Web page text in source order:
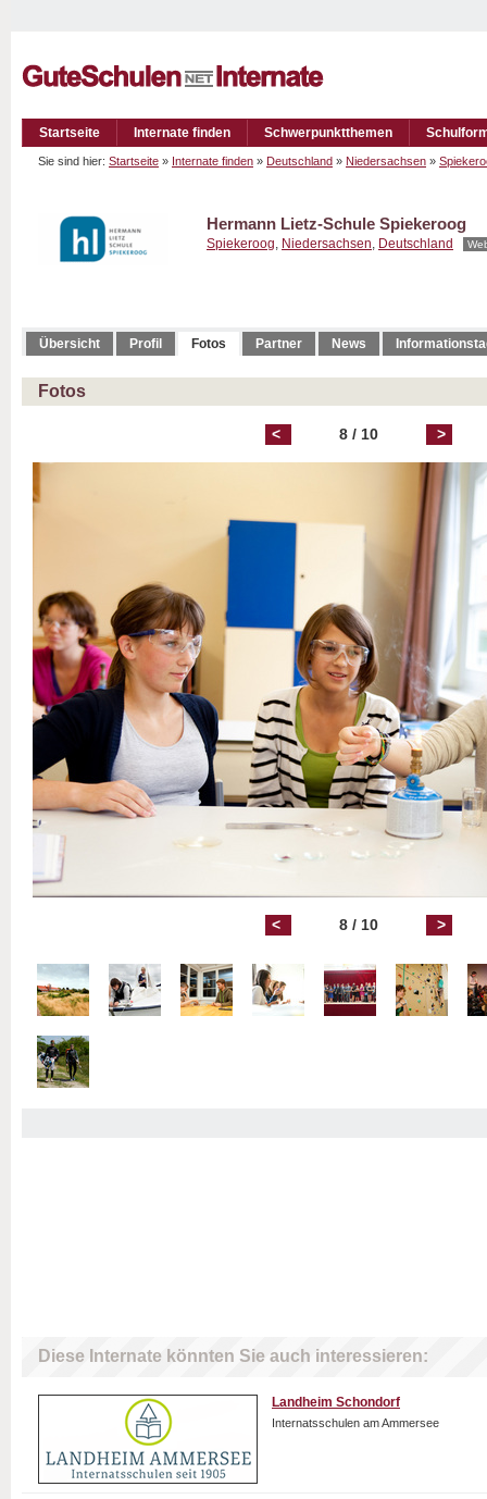
Startseite Internate finden Schwerpunktthemen
Sie sind hier: Startseite » Internate finden » Deutschland » Niedersachsen »
Hermann Lietz-Schule Spiekeroog
Spiekeroog, Niedersachsen, Deutschland
Übersicht Profil Fotos Partner News
Fotos
< 8 / 10 >
< 8 / 10 >
Diese Internate könnten Sie auch interessieren:
Landheim Schondorf
Internatsschulen am Ammersee